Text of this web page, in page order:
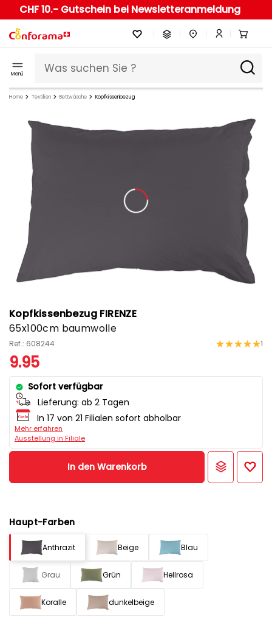
CHF 10.- Gutschein bei Newsletteranmeldung
Menü
Home Textilien Bettwäsche Kopfkissenbezug
Kopfkissenbezug FIRENZE
65x100cm baumwolle
Ref.: 608244 1
9.95
Sofort verfügbar
Lieferung: ab 2 Tagen
In 17 von 21 Filialen sofort abholbar
Mehr erfahren
Ausstellung in Filiale
In den Warenkorb
Haupt-Farben
Anthrazit Beige Blau
Grau Grün Hellrosa
Koralle dunkelbeige